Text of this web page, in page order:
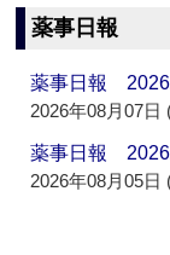
薬事日報
薬事日報
2026年08月07日
薬事日報
2026年08月05日